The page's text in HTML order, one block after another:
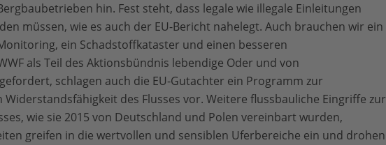
hin. Fest steht, dass legale wie illegale Einleitungen
müssen, wie es auch der EU-Bericht nahelegt. Auch brauchen wir ein
ein Schadstoffkataster und einen besseren
als Teil des Aktionsbündnis lebendige Oder und von
schlagen auch die EU-Gutachter ein Programm zur
des Flusses vor. Weitere flussbauliche Eingriffe zur
wie sie 2015 von Deutschland und Polen vereinbart wurden,
greifen in die wertvollen und sensiblen Uferbereiche ein und drohen